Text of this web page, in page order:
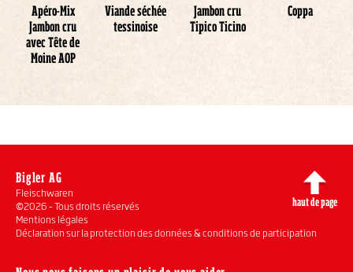
Apéro-Mix
Jambon cru
avec Tête de
Moine AOP
Viande séchée
tessinoise
Jambon cru
Tipico Ticino
Coppa
haut de page
Bigler AG
Fleischwaren
©2026 - Tous droits réservés
Mentions légales
Déclaration sur la protection des données & conditions de participation